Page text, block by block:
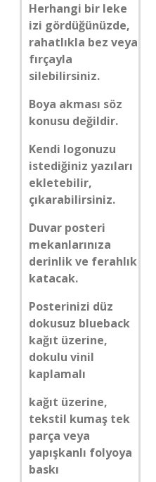
Herhangi bir leke
izi gördüğünüzde,
rahatlıkla bez veya
fırçayla
silebilirsiniz.
Boya akması söz
konusu değildir.
Kendi logonuzu
istediğiniz yazıları
ekletebilir,
çıkarabilirsiniz.
Duvar posteri
mekanlarınıza
derinlik ve ferahlık
katacak.
Posterinizi düz
dokusuz blueback
kağıt üzerine,
dokulu vinil
kaplamalı
kağıt üzerine,
tekstil kumaş tek
parça veya
yapışkanlı folyoya
baskı